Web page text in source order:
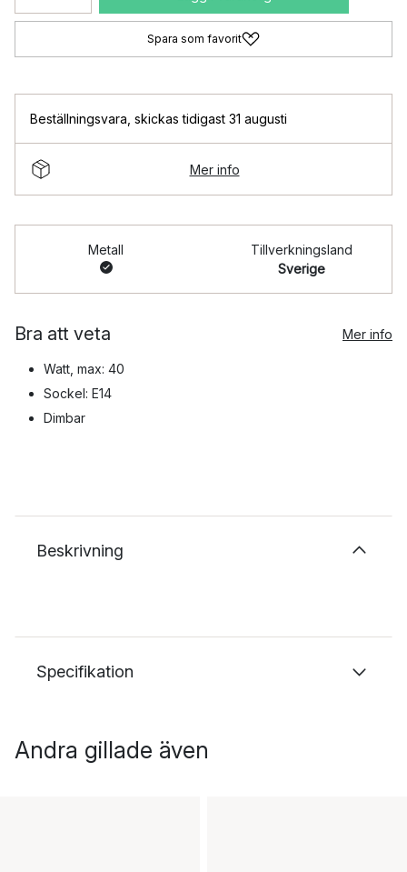
Spara som favorit
Beställningsvara skickas tidigast 31 augusti
Mer info
Metall
Tillverkningsland
Sverige
Bra att veta Mer info
Watt, max: 40
Sockel: E14
Dimbar
Beskrivning
Specifikation
Andra gillade även